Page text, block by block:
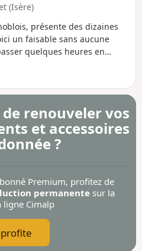
(Isère)
présente des dizaines
un faisable sans aucune
quelques heures en
de renouveler vos
et accessoires
?
Premium, profitez de
permanente sur la
ligne Cimalp
profite